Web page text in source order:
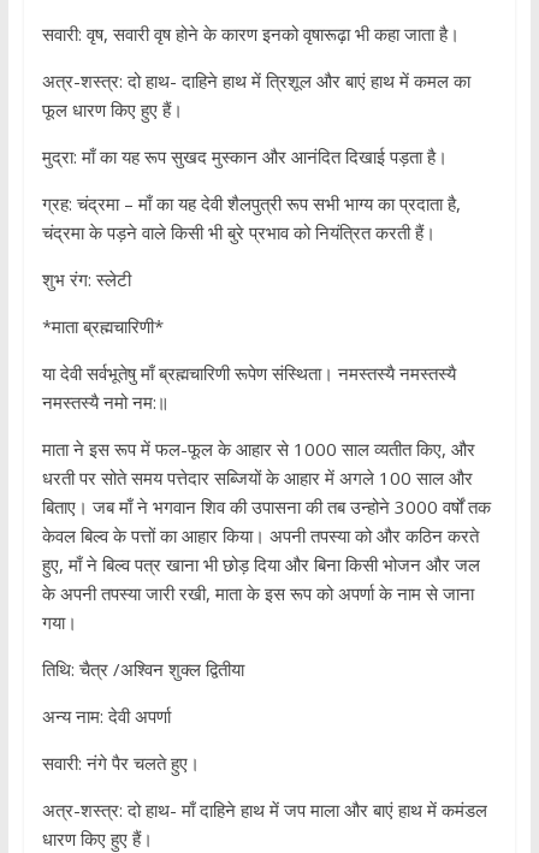
सवारी: वृष, सवारी वृष होने के कारण इनको वृषारूढ़ा भी कहा जाता है।
अत्र-शस्त्र: दो हाथ- दाहिने हाथ में त्रिशूल और बाएं हाथ में कमल का
फूल धारण किए हुए हैं।
मुद्रा: माँ का यह रूप सुखद मुस्कान और आनंदित दिखाई पड़ता है।
ग्रह: चंद्रमा – माँ का यह देवी शैलपुत्री रूप सभी भाग्य का प्रदाता है,
चंद्रमा के पड़ने वाले किसी भी बुरे प्रभाव को नियंत्रित करती हैं।
शुभ रंग: स्लेटी
*माता ब्रह्मचारिणी*
या देवी सर्वभूतेषु माँ ब्रह्मचारिणी रूपेण संस्थिता। नमस्तस्यै नमस्तस्यै
नमस्तस्यै नमो नम:॥
माता ने इस रूप में फल-फूल के आहार से 1000 साल व्यतीत किए, और
धरती पर सोते समय पत्तेदार सब्जियों के आहार में अगले 100 साल और
बिताए। जब माँ ने भगवान शिव की उपासना की तब उन्होने 3000 वर्षों तक
केवल बिल्व के पत्तों का आहार किया। अपनी तपस्या को और कठिन करते
हुए, माँ ने बिल्व पत्र खाना भी छोड़ दिया और बिना किसी भोजन और जल
के अपनी तपस्या जारी रखी, माता के इस रूप को अपर्णा के नाम से जाना
गया।
तिथि: चैत्र /अश्विन शुक्ल द्वितीया
अन्य नाम: देवी अपर्णा
सवारी: नंगे पैर चलते हुए।
अत्र-शस्त्र: दो हाथ- माँ दाहिने हाथ में जप माला और बाएं हाथ में कमंडल
धारण किए हुए हैं।